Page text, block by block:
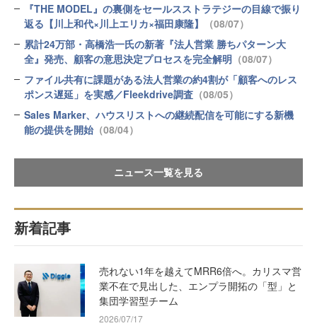
『THE MODEL』の裏側をセールスストラテジーの目線で振り
返る【川上和代×川上エリカ×福田康隆】
（08/07）
累計24万部・高橋浩一氏の新著『法人営業 勝ちパターン大
全』発売、顧客の意思決定プロセスを完全解明 （08/07）
ファイル共有に課題がある法人営業の約4割が「顧客へのレス
ポンス遅延」を実感／Fleekdrive調査 （08/05）
Sales Marker、ハウスリストへの継続配信を可能にする新機
能の提供を開始 （08/04）
ニュース一覧を見る
新着記事
売れない1年を越えてMRR6倍へ。カリスマ営
業不在で見出した、エンプラ開拓の「型」と
集団学習型チーム
2026/07/17